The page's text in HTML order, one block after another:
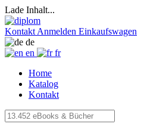
Lade Inhalt...
Kontakt Anmelden Einkaufswagen
de
en
fr
Home
Katalog
Kontakt